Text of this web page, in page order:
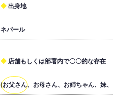
出身地
ネパール
店舗もしくは部署内で〇〇的な存在
(お父さん、お母さん、お姉ちゃん、妹